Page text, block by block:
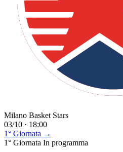
Milano Basket Stars
03/10 · 18:00
1° Giornata →
1° Giornata In programma